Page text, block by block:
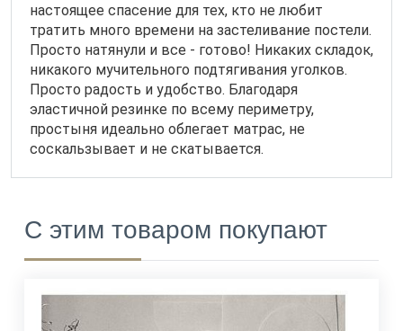
настоящее спасение для тех, кто не любит
тратить много времени на застеливание постели.
Просто натянули и все - готово! Никаких складок,
никакого мучительного подтягивания уголков.
Просто радость и удобство. Благодаря
эластичной резинке по всему периметру,
простыня идеально облегает матрас, не
соскальзывает и не скатывается.
С этим товаром покупают